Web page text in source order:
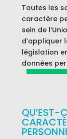
Toutes les
caractère
sein de
d’appliquer
législation
données
QU’EST-